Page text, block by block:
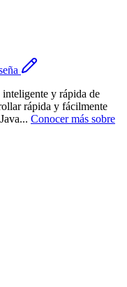
y rápida de
rápida y fácilmente
... Conocer más sobre